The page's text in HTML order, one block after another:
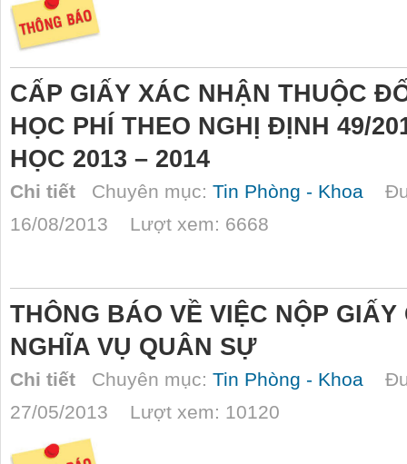
CẤP GIẤY XÁC NHẬN THUỘC
HỌC PHÍ THEO NGHỊ ĐỊNH 49/
HỌC 2013 – 2014
Chi tiết Chuyên mục: Tin Phòng - Khoa
16/08/2013 Lượt xem: 6668
THÔNG BÁO VỀ VIỆC NỘP
NGHĨA VỤ QUÂN SỰ
Chi tiết Chuyên mục: Tin Phòng - Khoa
27/05/2013 Lượt xem: 10120